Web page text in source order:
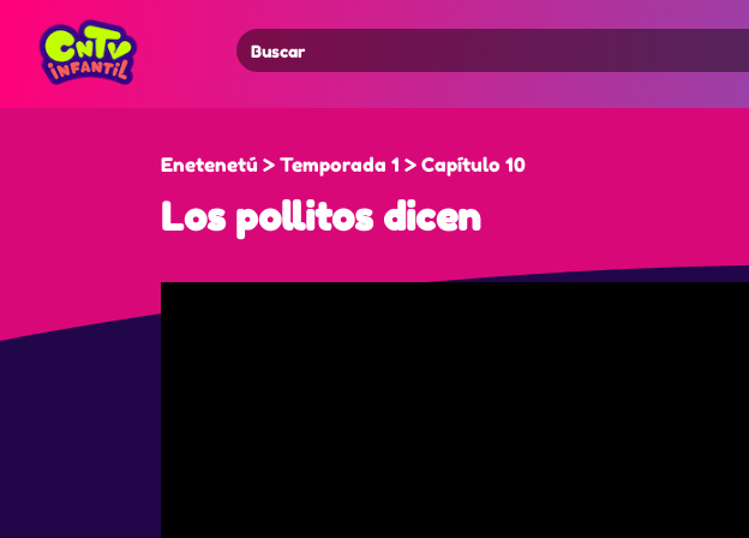
Search
for:
Enetenetú > Temporada 1 > Capítulo 10
Los pollitos dicen